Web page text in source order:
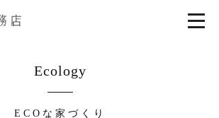
Ecology
ECOな家づくり